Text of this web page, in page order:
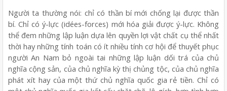
Người ta thường nói: chỉ có thần bí mới chống lại được thần
bí. Chỉ có ý-lực (idées-forces) mới hóa giải được ý-lực. Không
thể đem những lập luận dựa lên quyền lợi vật chất cụ thể nhất
thời hay những tính toán có ít nhiều tính cơ hội để thuyết phục
người An Nam bỏ ngoài tai những lập luận dối trá của chủ
nghĩa cộng sản, của chủ nghĩa kỳ thị chủng tộc, của chủ nghĩa
phát xít hay của một thứ chủ nghĩa quốc gia rẻ tiền. Chỉ có